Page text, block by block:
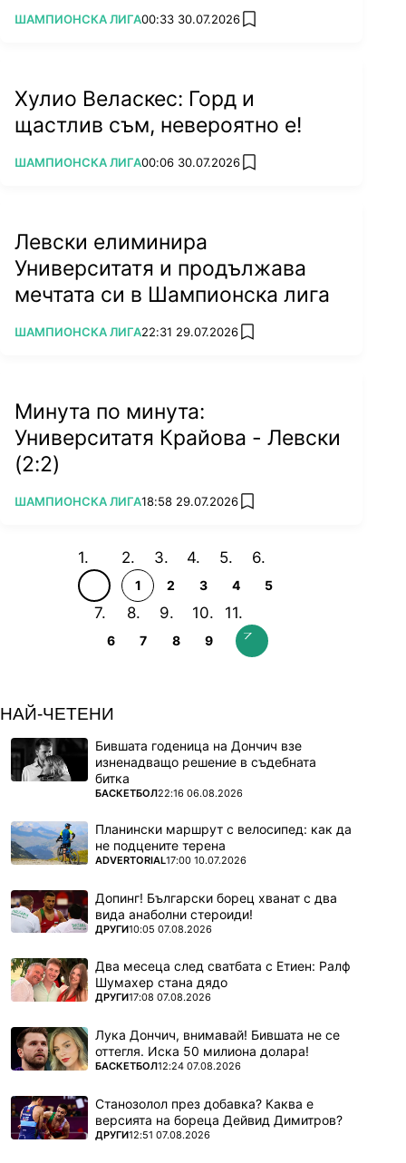
ПОВЕЧЕ ОТ
ШАМПИОНСКА ЛИГА00:33 30.07.2026 add favorites
Хулио Веласкес: Горд и
щастлив съм, невероятно е!
ПОВЕЧЕ ОТ
ШАМПИОНСКА ЛИГА00:06 30.07.2026 add favorites
Левски елиминира
Университатя и продължава
мечтата си в Шампионска лига
ПОВЕЧЕ ОТ
ШАМПИОНСКА ЛИГА22:31 29.07.2026 add favorites
Минута по минута:
Университатя Крайова - Левски
(2:2)
ПОВЕЧЕ ОТ
ШАМПИОНСКА ЛИГА18:58 29.07.2026 add favorites
1 2 3 4 5
6 7 8 9
НАЙ-ЧЕТЕНИ
Бившата годеница на Дончич взе
изненадващо решение в съдебната
битка
ПОВЕЧЕ ОТ
БАСКЕТБОЛ22:16 06.08.2026
Планински маршрут с велосипед: как да
не подцените терена
ПОВЕЧЕ ОТ
ADVERTORIAL17:00 10.07.2026
Допинг! Български борец хванат с два
вида анаболни стероиди!
ПОВЕЧЕ ОТ
ДРУГИ10:05 07.08.2026
Два месеца след сватбата с Етиен: Ралф
Шумахер стана дядо
ПОВЕЧЕ ОТ
ДРУГИ17:08 07.08.2026
Лука Дончич, внимавай! Бившата не се
оттегля. Иска 50 милиона долара!
ПОВЕЧЕ ОТ
БАСКЕТБОЛ12:24 07.08.2026
Станозолол през добавка? Каква е
версията на бореца Дейвид Димитров?
ПОВЕЧЕ ОТ
ДРУГИ12:51 07.08.2026